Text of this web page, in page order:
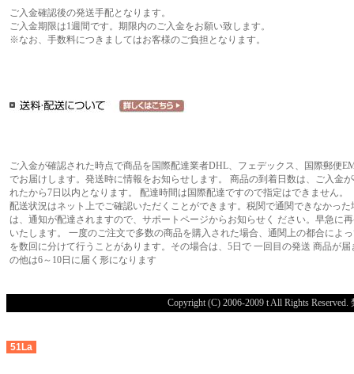
ご入金確認後の発送手配となります。
ご入金期限は1週間です。期限内のご入金をお願い致します。
※なお、手数料につきましてはお客様のご負担となります。
ご入金が確認された時点で商品を国際配達業者DHL、フェデックス、国際郵便
でお届けします。発送時に情報をお知らせします。 商品の到着日数は、ご入金
れたから7日以内となります。 配達時間は国際配達ですので指定はできません。
配送状況はネット上でご確認いただくことができます。税関で通関できなかった
は、通知が配達されますので、サポートページからお知らせく ださい。早急に
いたします。 一度のご注文で多数の商品を購入された場合、通関上の都合によ
を数回に分けて行うことがあります。その場合は、5日で 一回目の発送 商品が届
の他は6～10日に届く形になります
Copyright (C) 2006-2009 t All Rights
51La